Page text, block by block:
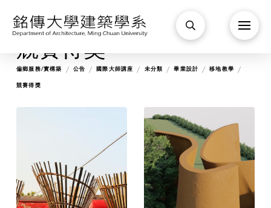
競賽得獎
偏鄉服務/實構築 / 公告 / 國際大師講座 / 未分類 / 畢業設計 / 移地教學 /
競賽得獎